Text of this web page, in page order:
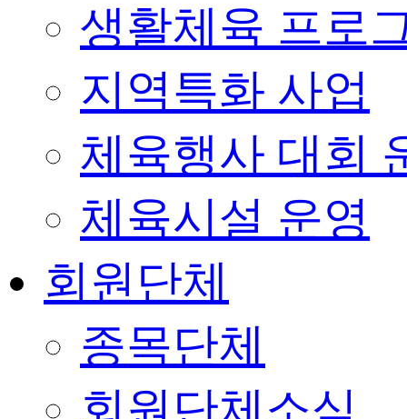
생활체육 프로
지역특화 사업
체육행사 대회
체육시설 운영
회원단체
종목단체
회원단체소식